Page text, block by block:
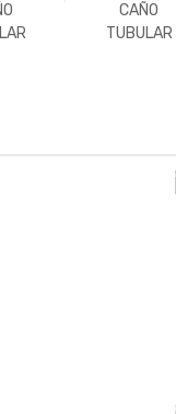
CAÑO
TUBULAR